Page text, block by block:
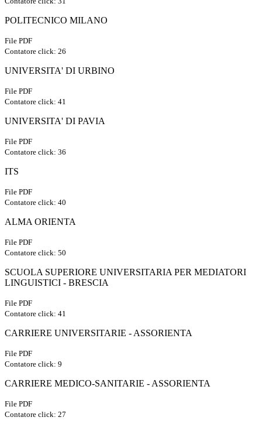
POLITECNICO MILANO
File PDF
Contatore click: 26
UNIVERSITA' DI URBINO
File PDF
Contatore click: 41
UNIVERSITA' DI PAVIA
File PDF
Contatore click: 36
ITS
File PDF
Contatore click: 40
ALMA ORIENTA
File PDF
Contatore click: 50
SCUOLA SUPERIORE UNIVERSITARIA PER MEDIATORI
LINGUISTICI - BRESCIA
File PDF
Contatore click: 41
CARRIERE UNIVERSITARIE - ASSORIENTA
File PDF
Contatore click: 9
CARRIERE MEDICO-SANITARIE - ASSORIENTA
File PDF
Contatore click: 27